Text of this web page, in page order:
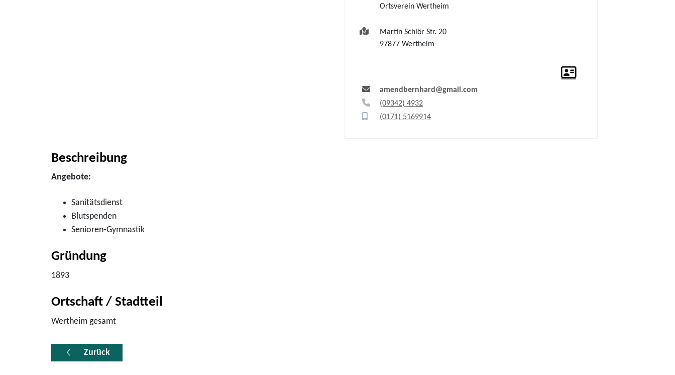
Ortsverein Wertheim
Martin Schlör Str. 20
97877 Wertheim
amendbernhard@gmail.com
(09342) 4932
(0171) 5169914
Beschreibung
Angebote:
Sanitätsdienst
Blutspenden
Senioren-Gymnastik
Gründung
1893
Ortschaft / Stadtteil
Wertheim gesamt
Zurück